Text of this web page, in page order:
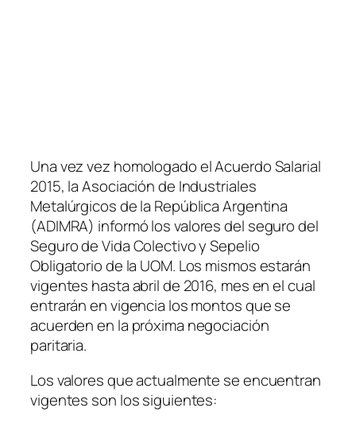
Una vez vez homologado el Acuerdo Salarial
2015, la Asociación de Industriales
Metalúrgicos de la República Argentina
(ADIMRA) informó los valores del seguro del
Seguro de Vida Colectivo y Sepelio
Obligatorio de la UOM. Los mismos estarán
vigentes hasta abril de 2016, mes en el cual
entrarán en vigencia los montos que se
acuerden en la próxima negociación
paritaria.
Los valores que actualmente se encuentran
vigentes son los siguientes: